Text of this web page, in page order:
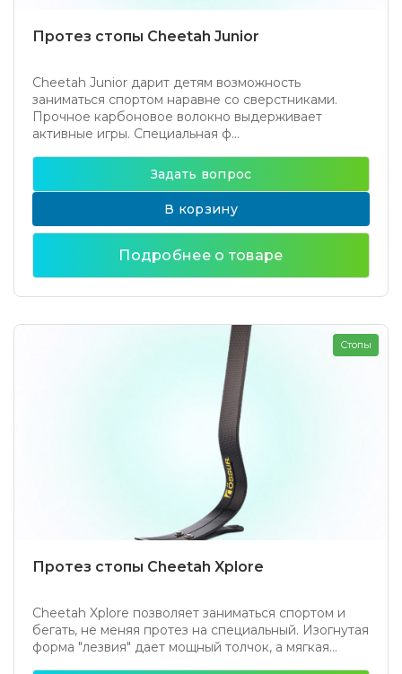
Протез стопы Cheetah Junior
Cheetah Junior дарит детям возможность
заниматься спортом наравне со сверстниками.
Прочное карбоновое волокно выдерживает
активные игры. Специальная ф...
Задать вопрос
В корзину
Подробнее о товаре
Протез стопы Cheetah Xplore
Cheetah Xplore позволяет заниматься спортом и
бегать, не меняя протез на специальный. Изогнутая
форма "лезвия" дает мощный толчок, а мягкая...
Стопы